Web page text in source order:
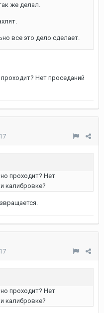
же делал.
все это дело сделает.
Нет проседаний
проходит? Нет
калибровке?
проходит? Нет
калибровке?